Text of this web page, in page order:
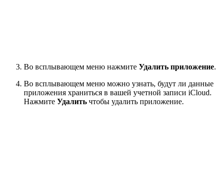
Во всплывающем меню нажмите Удалить приложение.
Во всплывающем меню можно узнать, будут ли данные
приложения храниться в вашей учетной записи iCloud.
Нажмите Удалить чтобы удалить приложение.